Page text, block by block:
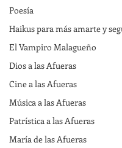
Poesía
Haikus para más amarte y
El Vampiro Malagueño
Dios a las Afueras
Cine a las Afueras
Música a las Afueras
Patrística a las Afueras
María de las Afueras